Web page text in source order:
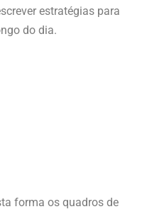
estratégias para
do dia.
forma os quadros de